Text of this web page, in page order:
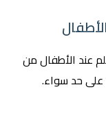
عند الأطفال من
على حد سواء.